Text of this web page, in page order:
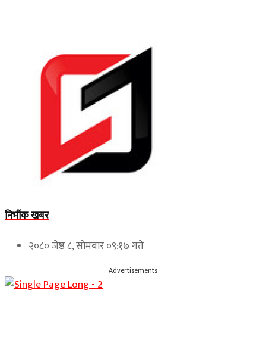
निर्भीक खबर
२०८० जेष्ठ ८, सोमबार ०९:१७ गते
Advertisements